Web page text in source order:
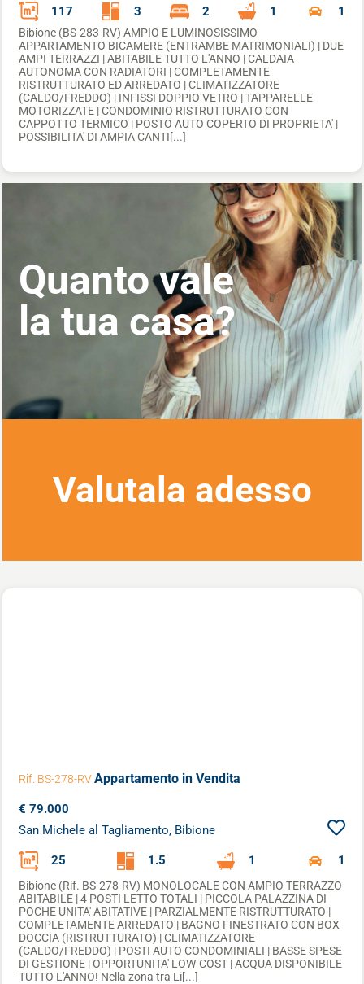
117 3 2 1 1
Bibione (BS-283-RV) AMPIO E LUMINOSISSIMO
APPARTAMENTO BICAMERE (ENTRAMBE MATRIMONIALI) | DUE
AMPI TERRAZZI | ABITABILE TUTTO L'ANNO | CALDAIA
AUTONOMA CON RADIATORI | COMPLETAMENTE
RISTRUTTURATO ED ARREDATO | CLIMATIZZATORE
(CALDO/FREDDO) | INFISSI DOPPIO VETRO | TAPPARELLE
MOTORIZZATE | CONDOMINIO RISTRUTTURATO CON
CAPPOTTO TERMICO | POSTO AUTO COPERTO DI PROPRIETA' |
POSSIBILITA' DI AMPIA CANTI[...]
Quanto vale
la tua casa?
Valutala adesso
Rif. BS-278-RVAppartamento in Vendita
€ 79.000
San Michele al Tagliamento, Bibione
25 1.5 1 1
Bibione (Rif. BS-278-RV) MONOLOCALE CON AMPIO TERRAZZO
ABITABILE | 4 POSTI LETTO TOTALI | PICCOLA PALAZZINA DI
POCHE UNITA' ABITATIVE | PARZIALMENTE RISTRUTTURATO |
COMPLETAMENTE ARREDATO | BAGNO FINESTRATO CON BOX
DOCCIA (RISTRUTTURATO) | CLIMATIZZATORE
(CALDO/FREDDO) | POSTI AUTO CONDOMINIALI | BASSE SPESE
DI GESTIONE | OPPORTUNITA' LOW-COST | ACQUA DISPONIBILE
TUTTO L'ANNO! Nella zona tra Li[...]